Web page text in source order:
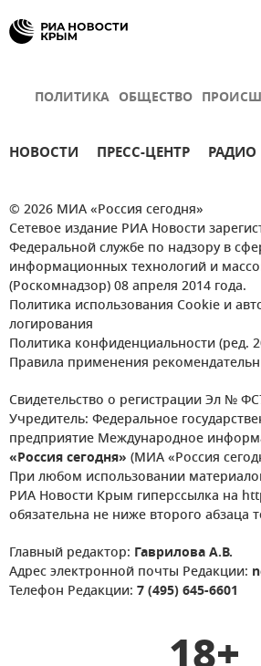
ПОЛИТИКА ОБЩЕСТВО
НОВОСТИ ПРЕСС-ЦЕНТР РАДИО
© 2026 МИА «Россия сегодня»
Сетевое издание РИА Новости
Федеральной службе по надзору в
информационных технологий и
(Роскомнадзор) 08 апреля 2014 года.
Политика использования Cookie и
логирования
Политика конфиденциальности (ред.
Правила применения
Свидетельство о регистрации Эл №
Учредитель: Федеральное
предприятие Международное
«Россия сегодня» (МИА «Россия
При любом использовании
РИА Новости Крым гиперссылка на
обязательна не ниже второго абзаца
Главный редактор: Гаврилова А.В.
Адрес электронной почты Редакции:
Телефон Редакции: 7 (495) 645-6601